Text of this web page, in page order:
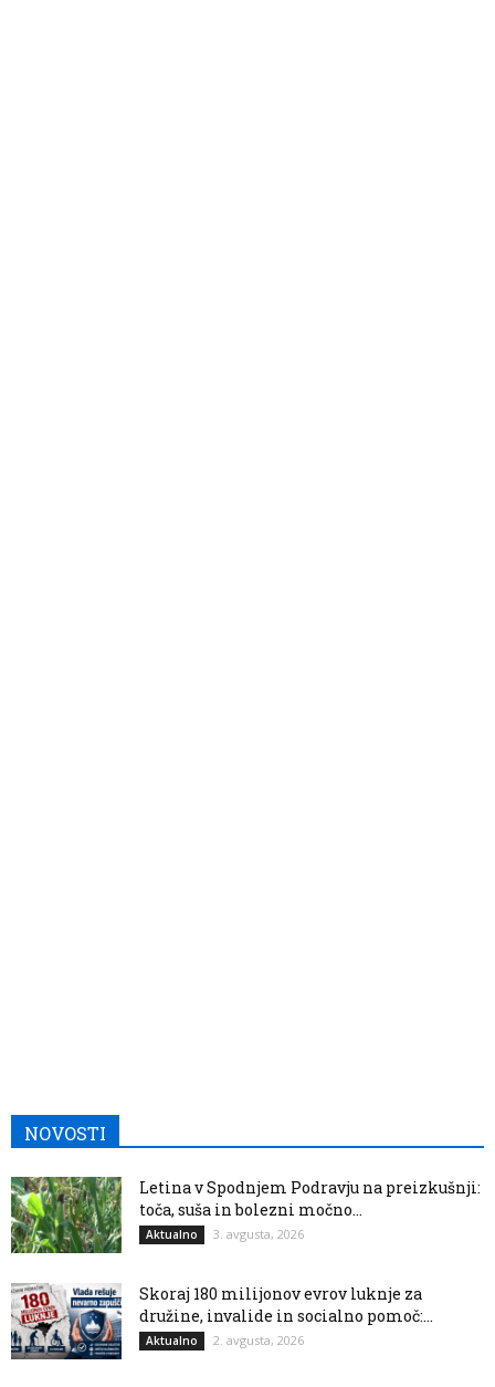
NOVOSTI
Letina v Spodnjem Podravju na preizkušnji:
toča, suša in bolezni močno...
Aktualno 3. avgusta, 2026
Skoraj 180 milijonov evrov luknje za
družine, invalide in socialno pomoč:...
Aktualno 2. avgusta, 2026